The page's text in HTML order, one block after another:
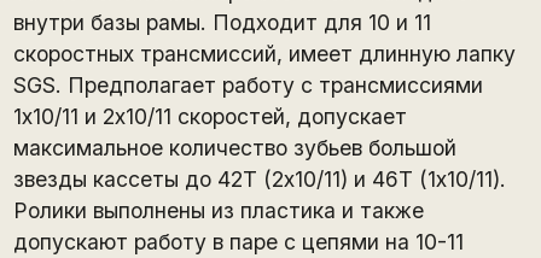
внутри базы рамы. Подходит для 10 и 11
скоростных трансмиссий, имеет длинную лапку
SGS. Предполагает работу с трансмиссиями
1х10/11 и 2х10/11 скоростей, допускает
максимальное количество зубьев большой
звезды кассеты до 42Т (2х10/11) и 46Т (1х10/11).
Ролики выполнены из пластика и также
допускают работу в паре с цепями на 10-11